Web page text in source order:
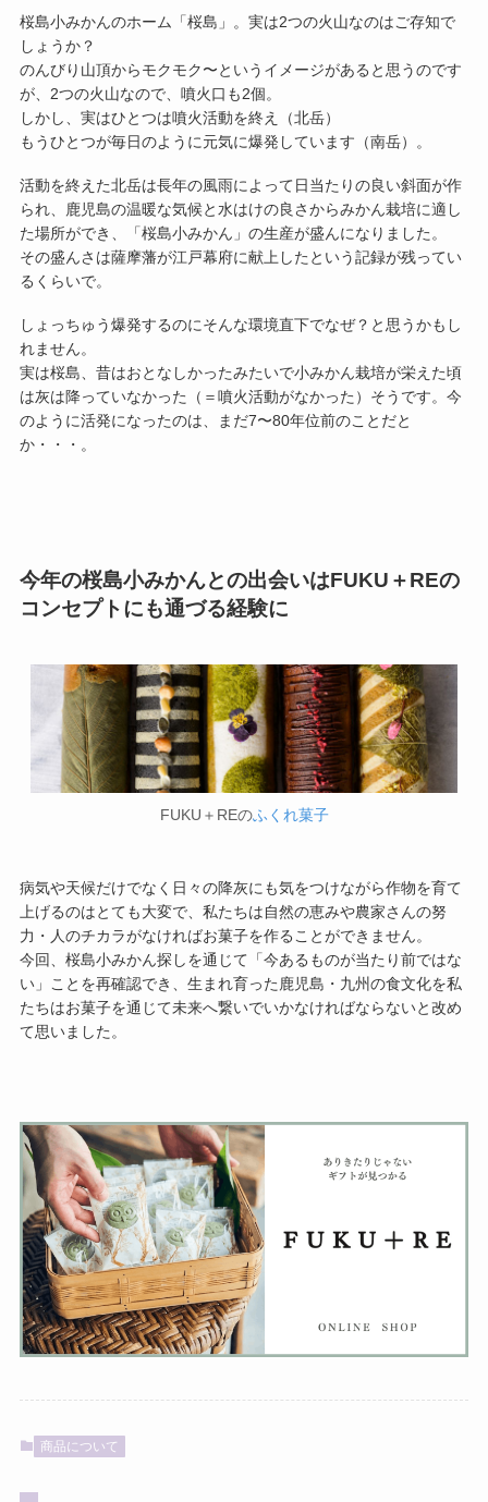
桜島小みかんのホーム「桜島」。実は2つの火山なのはご存知で
しょうか？
のんびり山頂からモクモク〜というイメージがあると思うのです
が、2つの火山なので、噴火口も2個。
しかし、実はひとつは噴火活動を終え（北岳）
もうひとつが毎日のように元気に爆発しています（南岳）。
活動を終えた北岳は長年の風雨によって日当たりの良い斜面が作
られ、鹿児島の温暖な気候と水はけの良さからみかん栽培に適し
た場所ができ、「桜島小みかん」の生産が盛んになりました。
その盛んさは薩摩藩が江戸幕府に献上したという記録が残ってい
るくらいで。
しょっちゅう爆発するのにそんな環境直下でなぜ？と思うかもし
れません。
実は桜島、昔はおとなしかったみたいで小みかん栽培が栄えた頃
は灰は降っていなかった（＝噴火活動がなかった）そうです。今
のように活発になったのは、まだ7〜80年位前のことだと
か・・・。
今年の桜島小みかんとの出会いはFUKU＋REの
コンセプトにも通づる経験に
FUKU＋REのふくれ菓子
病気や天候だけでなく日々の降灰にも気をつけながら作物を育て
上げるのはとても大変で、私たちは自然の恵みや農家さんの努
力・人のチカラがなければお菓子を作ることができません。
今回、桜島小みかん探しを通じて「今あるものが当たり前ではな
い」ことを再確認でき、生まれ育った鹿児島・九州の食文化を私
たちはお菓子を通じて未来へ繋いでいかなければならないと改め
て思いました。
商品について